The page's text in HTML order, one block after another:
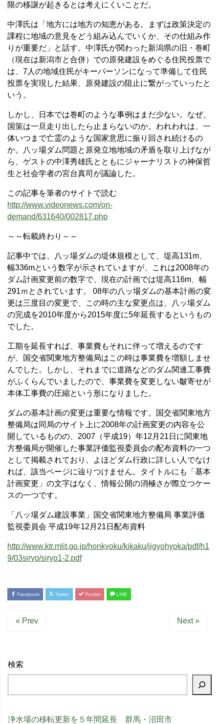
限の移譲が起きるとは考えにくいことだ。
中澤氏は「地方には地方の知恵がある。まずは政策決定の
課程に地域の意見をどう組み込んでいくか、その仕組み作
りが重要だ」と話す。中澤氏が関わった新潟県の旧・巻町
（現在は新潟市と合併）での原発建設をめぐる住民投票で
は、7人の地域住民がキーパーソンになって準備して住民
投票を実現した結果、原発建設の阻止に繋がっていったと
いう。
しかし、日本では巻町のような事例はまだ少ない。なぜ、
国策は一旦走り出したら止まらないのか。われわれは、一
体いつまで亡霊のような国家意思に振り回され続けるの
か。八ッ場ダム問題と原発立地地域の矛盾を取り上げなが
ら、ゲストの中澤秀雄氏とともにジャーナリストの神保哲
生と社会学者の宮台真司が議論した。
この記事を筆者のサイトで読む
http://www.videonews.com/on-
demand/631640/002817.php
～～転載終わり～～
記事中では、八ッ場ダムの堤体規模として、堤高131m、
幅336mという数字が示されていますが、これは2008年の
ダム計画変更前の数字で、現在の計画では堤高116m、幅
291ｍとされています。 08年の八ッ場ダムの基本計画の変
更は三度目の変更で、この時の主な変更点は、八ッ場ダム
の完成を2010年度から2015年度に5年延長するというもの
でした。
工期を延長すれば、事業費もそれに伴って増えるのです
が、国交省関東地方整備局はこの時は事業費を増額しませ
んでした。しかし、それまでに道路などのダム関連工事費
がふくらんでいましたので、事業費を変更しない皺寄せが
本体工事費の圧縮という形になりました。
ダムの基本計画の変更は重要な情報です。国交省関東地方
整備局は同局のサイト上に2008年の計画変更の内容を公
開しているものの、2007（平成19）年12月21日に関東地
方整備局が開催した事業評価監視委員会の配布資料の一つ
として掲載されており、よほどダム行政に詳しい人でなけ
れば、該当ページに辿りつけません。タイトルにも「基本
計画変更」の文字はなく、情報公開の消極さが際立つケー
スの一つです。
「八ッ場ダム建設事業」国交省関東地方整備局 事業評価
監視委員会 平成19年12月21日配布資料
http://www.ktr.mlit.go.jp/honkyoku/kikaku/jigyohyoka/pdf/h1
9/03siryo/siryo1-2.pdf
Facebook Twitter Pocket LINE
« Prev Next »
検索
浄水場の移転更新を５年間延長 群馬・沼田市